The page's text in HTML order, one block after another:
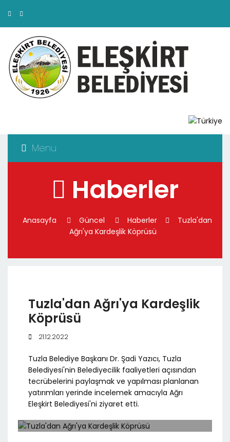
Menu
Haberler
Anasayfa Güncel Haberler
Tuzla'dan
Ağrı'ya Kardeşlik Köprüsü
Tuzla'dan Ağrı'ya Kardeşlik
Köprüsü
21.12.2022
Tuzla Belediye Başkanı Dr. Şadi Yazıcı, Tuzla
Belediyesi'nin Belediyecilik faaliyetleri açısından
tecrübelerini paylaşmak ve yapılması planlanan
yatırımları yerinde incelemek amacıyla Ağrı
Eleşkirt Belediyesi'ni ziyaret etti.